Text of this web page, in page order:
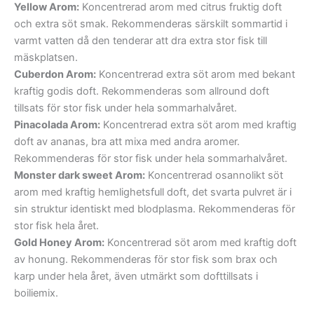
Yellow Arom: Koncentrerad arom med citrus fruktig doft
och extra söt smak. Rekommenderas särskilt sommartid i
varmt vatten då den tenderar att dra extra stor fisk till
mäskplatsen.
Cuberdon Arom: Koncentrerad extra söt arom med bekant
kraftig godis doft. Rekommenderas som allround doft
tillsats för stor fisk under hela sommarhalvåret.
Pinacolada Arom: Koncentrerad extra söt arom med kraftig
doft av ananas, bra att mixa med andra aromer.
Rekommenderas för stor fisk under hela sommarhalvåret.
Monster dark sweet Arom: Koncentrerad osannolikt söt
arom med kraftig hemlighetsfull doft, det svarta pulvret är i
sin struktur identiskt med blodplasma. Rekommenderas för
stor fisk hela året.
Gold Honey Arom: Koncentrerad söt arom med kraftig doft
av honung. Rekommenderas för stor fisk som brax och
karp under hela året, även utmärkt som dofttillsats i
boiliemix.